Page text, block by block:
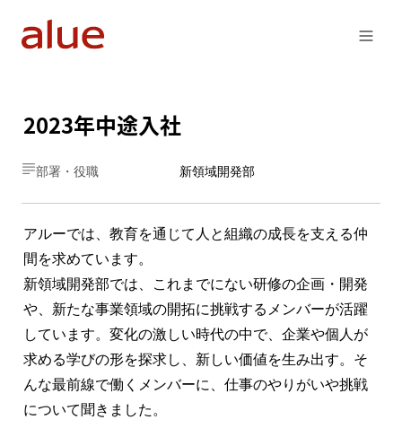
2023年中途入社
部署・役職 新領域開発部
アルーでは、教育を通じて人と組織の成長を支える仲
間を求めています。
新領域開発部では、これまでにない研修の企画・開発
や、新たな事業領域の開拓に挑戦するメンバーが活躍
しています。変化の激しい時代の中で、企業や個人が
求める学びの形を探求し、新しい価値を生み出す。そ
んな最前線で働くメンバーに、仕事のやりがいや挑戦
について聞きました。